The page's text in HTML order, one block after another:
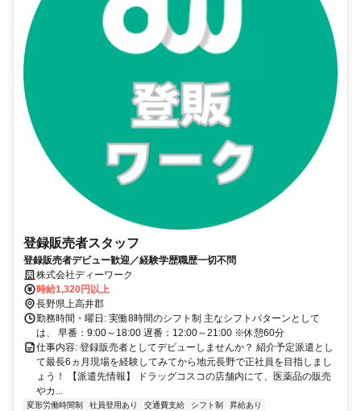
登録販売者スタッフ
登録販売者デビュー歓迎／経験学歴職歴一切不問
株式会社ディーワーク
時給1,320円以上
長野県上高井郡
勤務時間・曜日: 実働8時間のシフト制 主なシフトパターンとして
は、 早番：9:00～18:00 遅番：12:00～21:00 ※休憩60分
仕事内容: 登録販売者としてデビューしませんか？ 紹介予定派遣とし
て最長6ヵ月現場を経験してみてから地元長野で正社員を目指しまし
ょう！ 【派遣先情報】 ドラッグコスコの店舗内にて、医薬品の販売
やカ...
変形労働時間制 社員登用あり 交通費支給 シフト制 昇給あり